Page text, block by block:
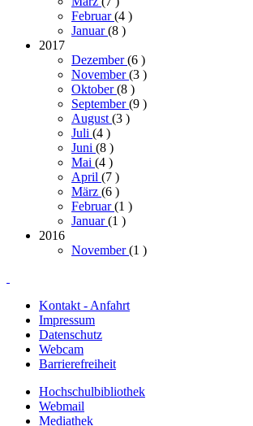
Februar(4 )
Januar(8 )
2017
Dezember(6 )
November(3 )
Oktober(8 )
September(9 )
August (3 )
Juli (4 )
Juni (8 )
Mai (4 )
April (7 )
März (6 )
Februar(1 )
Januar(1 )
2016
November(1 )
Kontakt - Anfahrt
Impressum
Datenschutz
Webcam
Barrierefreiheit
Hochschulbibliothek
Webmail
Mediathek